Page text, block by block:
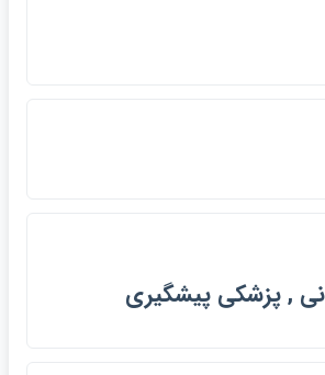
, پزشكي پيشگيري